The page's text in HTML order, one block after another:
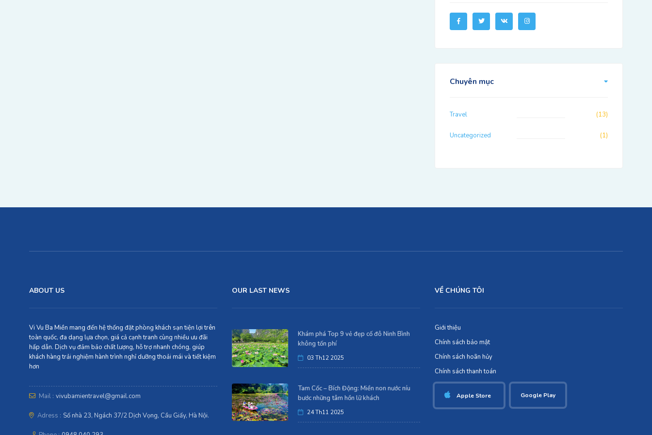
Chuyên mục
Travel (13)
Uncategorized (1)
ABOUT US
Vi Vu Ba Miền mang đến hệ thống đặt phòng khách sạn tiện lợi trên
toàn quốc, đa dạng lựa chọn, giá cả cạnh tranh cùng nhiều ưu đãi
hấp dẫn. Dịch vụ đảm bảo chất lượng, hỗ trợ nhanh chóng, giúp
khách hàng trải nghiệm hành trình nghỉ dưỡng thoải mái và tiết kiệm
hơn
Mail : vivubamientravel@gmail.com
Adress : Số nhà 23, Ngách 37/2 Dịch Vọng, Cầu Giấy, Hà Nội.
OUR LAST NEWS
Khám phá Top 9 vẻ đẹp cố đô Ninh Bình
không tốn phí
03 Th12 2025
Tam Cốc – Bích Động: Miền non nước níu
bước những tâm hồn lữ khách
24 Th11 2025
VỀ CHÚNG TÔI
Giới thiệu
Chính sách bảo mật
Chính sách hoãn hủy
Chính sách thanh toán
Apple Store Google Play